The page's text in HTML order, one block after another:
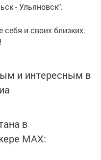
- Ульяновск".
и своих близких.
и интересным в
в
MАХ: